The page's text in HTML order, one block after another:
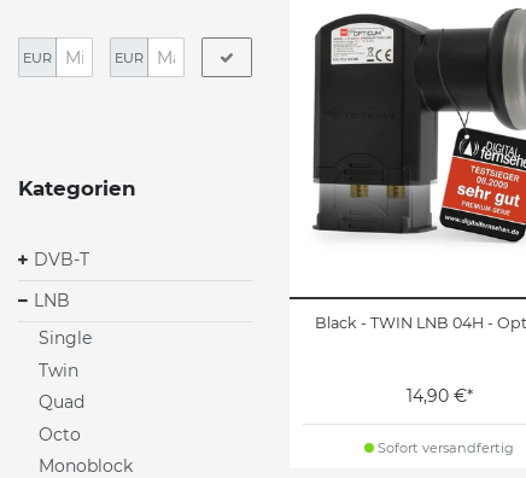
EUR EUR
Kategorien
DVB-T
LNB
Single
Twin
Quad
Octo
Monoblock
Black - TWIN LNB 04H -
14,90 €*
Sofort versandfertig